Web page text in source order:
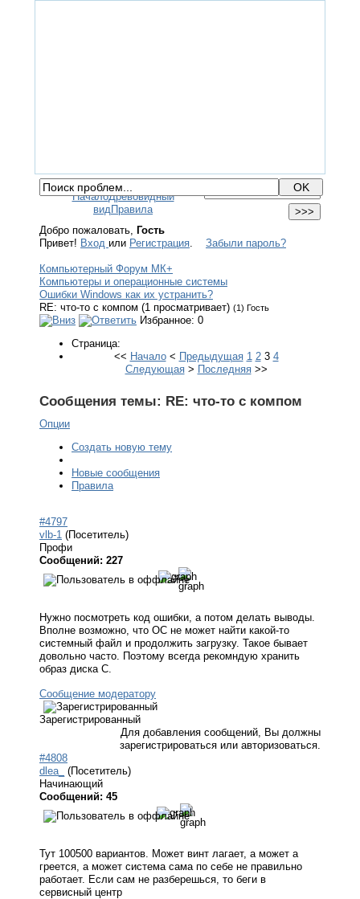
НачалоДревовидный
видПравила
Добро пожаловать, Гость
Привет! Вход или Регистрация. Забыли пароль?
Компьютерный Форум МК+
Компьютеры и операционные системы
Ошибки Windows как их устранить?
RE: что-то с компом (1 просматривает) (1) Гость
Избранное: 0
Страница:
<< Начало< Предыдущая 1 2 3 4
Следующая> Последняя>>
Сообщения темы: RE: что-то с компом
Опции
Создать новую тему
Новые сообщения
Правила
#4797
vlb-1 (Посетитель)
Профи
Сообщений: 227
Нужно посмотреть код ошибки, а потом делать выводы.
Вполне возможно, что ОС не может найти какой-то
системный файл и продолжить загрузку. Такое бывает
довольно часто. Поэтому всегда рекомндую хранить
образ диска С.
Сообщение модератору
Зарегистрированный
Для добавления сообщений, Вы должны
зарегистрироваться или авторизоваться.
#4808
dlea_
(Посетитель)
Начинающий
Сообщений: 45
Тут 100500 вариантов. Может винт лагает, а может а
греется, а может система сама по себе не правильно
работает. Если сам не разберешься, то беги в
сервисный центр